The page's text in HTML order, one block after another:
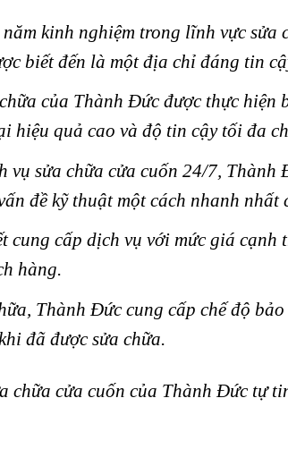
kinh nghiệm trong lĩnh vực
biết đến là một địa chỉ đáng tin
của Thành Đức được thực hiện
hiệu quả cao và độ tin cậy tối đa
sửa chữa cửa cuốn 24/7, Thành
đề kỹ thuật một cách nhanh nhất
cung cấp dịch vụ với mức giá
hàng.
Thành Đức cung cấp chế độ
đã được sửa chữa.
chữa cửa cuốn của Thành Đức tự